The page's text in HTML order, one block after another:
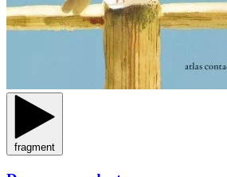
fragment